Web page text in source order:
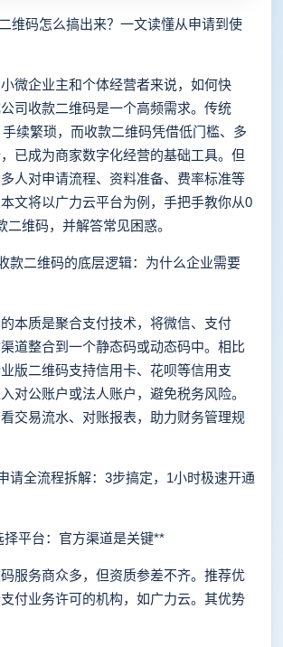
码怎么搞出来？一文读懂从申请到使
企业主和个体经营者来说，如何快
司收款二维码是一个高频需求。传统
续繁琐，而收款二维码凭借低门槛、多
已成为商家数字化经营的基础工具。但
人对申请流程、资料准备、费率标准等
文将以广力云平台为例，手把手教你从0
二维码，并解答常见困惑。
二维码的底层逻辑：为什么企业需要
质是聚合支付技术，将微信、支付
道整合到一个静态码或动态码中。相比
版二维码支持信用卡、花呗等信用支
对公账户或法人账户，避免税务风险。
交易流水、对账报表，助力财务管理规
全流程拆解：3步搞定，1小时极速开通
平台：官方渠道是关键**
务商众多，但资质参差不齐。推荐优
付业务许可的机构，如广力云。其优势